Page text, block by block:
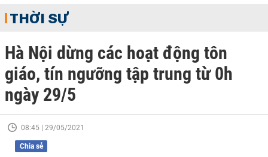
THỜI SỰ
Hà Nội dừng các hoạt động tôn
giáo, tín ngưỡng tập trung từ 0h
ngày 29/5
08:45 | 29/05/2021
Chia sẻ